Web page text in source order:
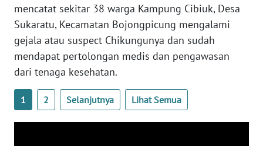
mencatat sekitar 38 warga Kampung Cibiuk, Desa
Sukaratu, Kecamatan Bojongpicung mengalami
gejala atau suspect Chikungunya dan sudah
mendapat pertolongan medis dan pengawasan
dari tenaga kesehatan.
1 2 Selanjutnya Lihat Semua
KALBAR
WN
KALTENG
WN